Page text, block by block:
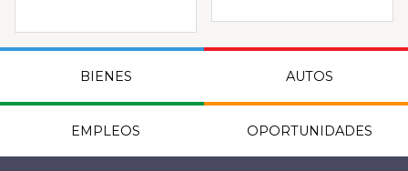
BIENES AUTOS
EMPLEOS OPORTUNIDADES